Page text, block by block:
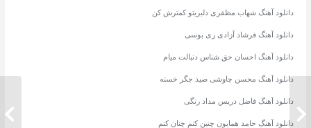
دانلود آهنگ فرشاد آزادی نگم برات این
دل داره پرپر میزنه برات
دانلود آهنگ شهاب مظفری دلبریتو کمترش کن
دانلود آهنگ فرشاد آزادی ری بوسی
دانلود آهنگ احسان حق شناس دنبالت میام
دانلود آهنگ محسن چاوشی صید جگر خسته
دانلود آهنگ فاضل دریس مداد رنگی
دانلود آهنگ حامد همایون چنین کنم چنان کنم